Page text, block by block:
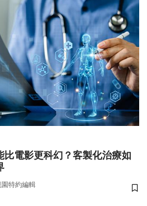
比電影更科幻？客製化治療如
特約編輯
儲